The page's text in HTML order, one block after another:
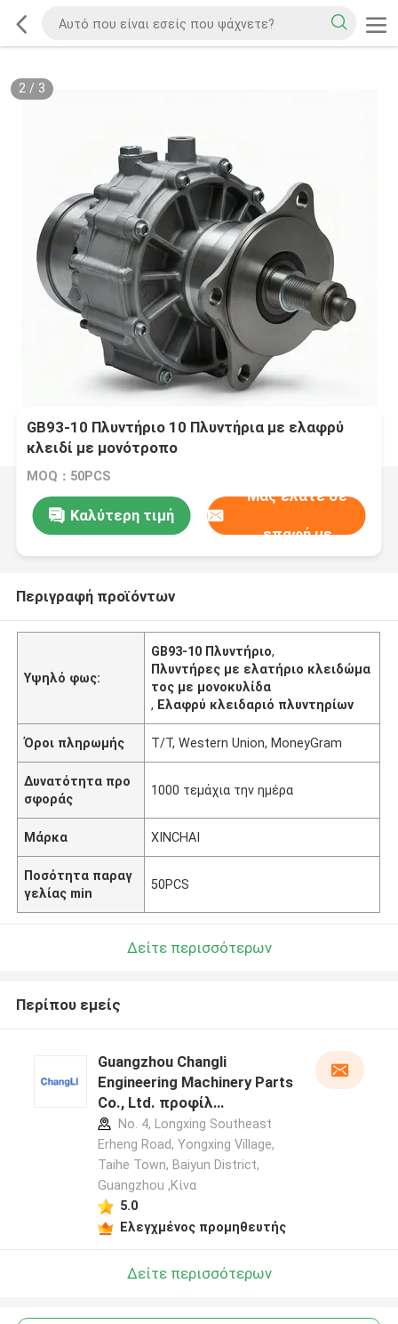
2/ 3
GB93-10 Πλυντήριο 10 Πλυντήρια με ελαφρύ
κλειδί με μονότροπο
MOQ：50PCS
Καλύτερη τιμή
Μας ελάτε σε
επαφή με
Περιγραφή προϊόντων
Υψηλό φως:
GB93-10 Πλυντήριο,
Πλυντήρες με ελατήριο κλειδώμα
τος με μονοκυλίδα
, Ελαφρύ κλειδαριό πλυντηρίων
Όροι πληρωμής Τ/Τ, Western Union, MoneyGram
Δυνατότητα προ
σφοράς
1000 τεμάχια την ημέρα
Μάρκα XINCHAI
Ποσότητα παραγ
γελίας min
50PCS
Δείτε περισσότερων
Περίπου εμείς
Guangzhou Changli
Engineering Machinery Parts
Co., Ltd. προφίλ
κατασκευαστή
No. 4, Longxing Southeast
Erheng Road, Yongxing Village,
Taihe Town, Baiyun District,
Guangzhou ,Κίνα
5.0
Ελεγχμένος προμηθευτής
Δείτε περισσότερων